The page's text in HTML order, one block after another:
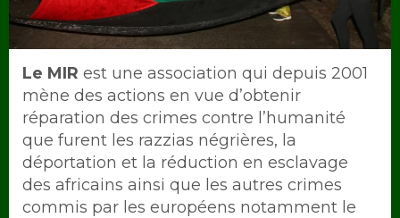
Intro
Le MIR est une association qui depuis 2001
mène des actions en vue d’obtenir
réparation des crimes contre l’humanité
que furent les razzias négrières, la
déportation et la réduction en esclavage
des africains ainsi que les autres crimes
commis par les européens notamment le